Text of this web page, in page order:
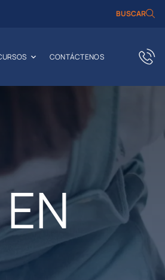
BUSCAR
CONTÁCTENOS